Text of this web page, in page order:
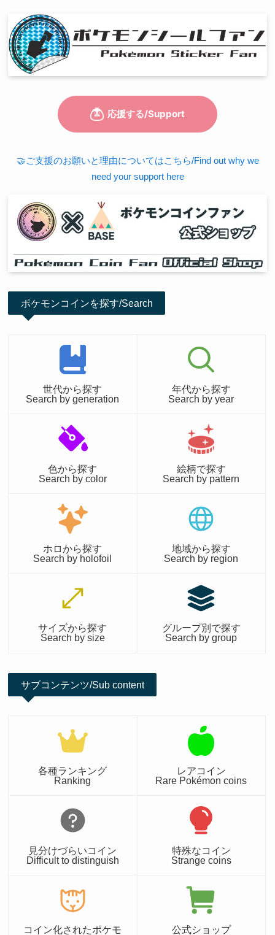
🤝ご支援のお願いと理由についてはこちら/Find out why we
need your support here
ポケモンコインを探す/Search
世代から探す
Search by generation
年代から探す
Search by year
色から探す
Search by color
絵柄で探す
Search by pattern
ホロから探す
Search by holofoil
地域から探す
Search by region
サイズから探す
Search by size
グループ別で探す
Search by group
サブコンテンツ/Sub content
各種ランキング
Ranking
レアコイン
Rare Pokémon coins
見分けづらいコイン
Difficult to distinguish
特殊なコイン
Strange coins
コイン化されたポケモ
公式ショップ